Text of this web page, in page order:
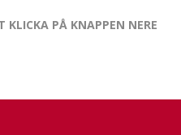
PÅ KNAPPEN NERE